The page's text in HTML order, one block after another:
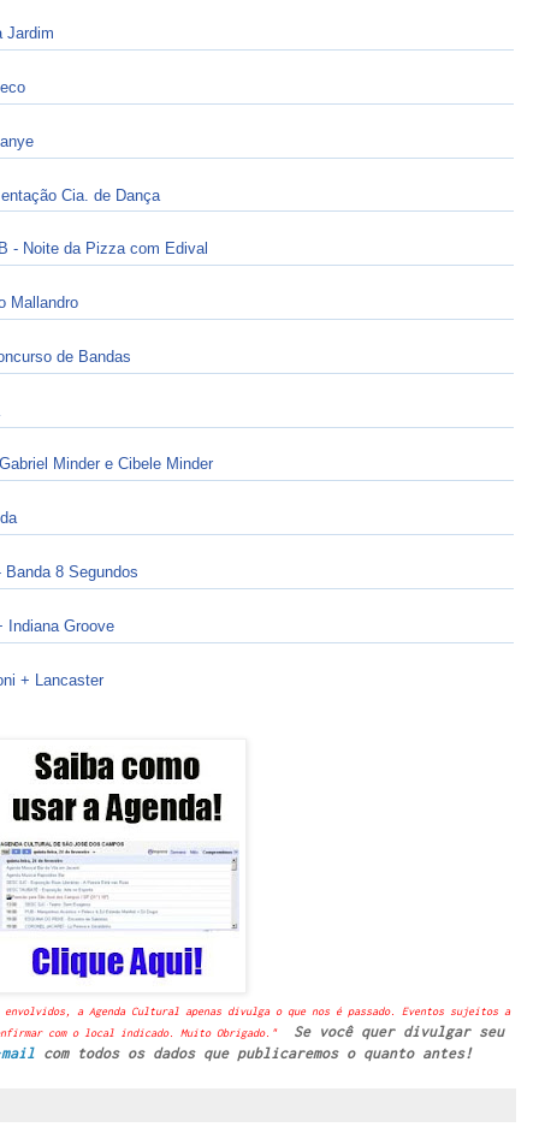
Jardim
Cia. de Dança
- Noite da Pizza com Edival
Mallandro
de Bandas
Minder e Cibele Minder
8 Segundos
Indiana Groove
+ Lancaster
a Agenda Cultural apenas divulga o que nos é passado. Eventos sujeitos a
com o local indicado. Muito Obrigado."
Se você quer divulgar seu
com todos os dados que publicaremos o quanto antes!